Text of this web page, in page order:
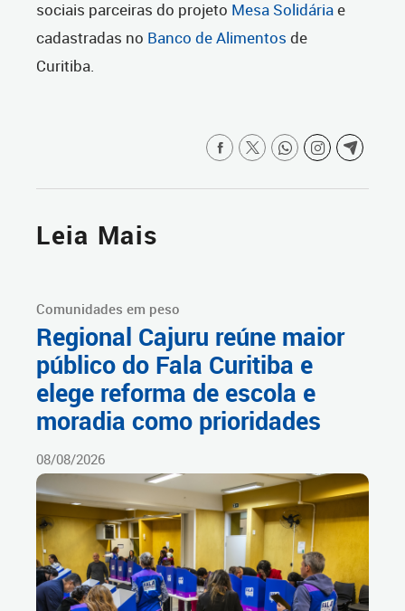
sociais parceiras do projeto Mesa Solidáriae
cadastradas no Banco de Alimentos de
Curitiba.
Leia Mais
Comunidades em peso
Regional Cajuru reúne maior
público do Fala Curitiba e
elege reforma de escola e
moradia como prioridades
08/08/2026